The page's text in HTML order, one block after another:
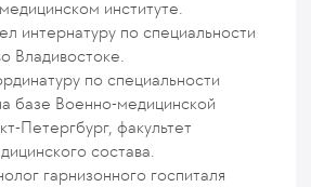
институте.
интернатуру по специальности
Владивостоке.
по специальности
базе Военно-медицинской
Петергбург, факультет
состава.
гарнизонного госпиталя